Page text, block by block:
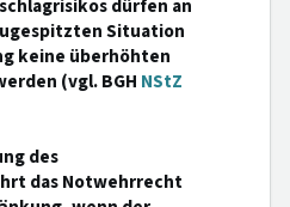
dürfen an
Situation
keine überhöhten
(vgl. BGH NStZ
des
das Notwehrrecht